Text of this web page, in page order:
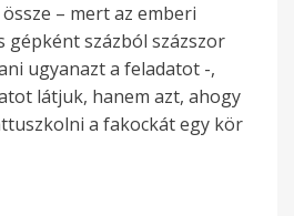
– mert az emberi
gépként százból százszor
ugyanazt a feladatot -,
látjuk, hanem azt, ahogy
a fakockát egy kör